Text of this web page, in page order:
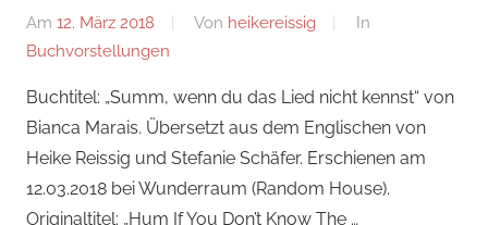
Am 12. März 2018 Von heikereissig
In
Buchvorstellungen
Buchtitel: „Summ, wenn du das Lied nicht kennst“ von
Bianca Marais. Übersetzt aus dem Englischen von
Heike Reissig und Stefanie Schäfer. Erschienen am
12.03.2018 bei Wunderraum (Random House).
Originaltitel: „Hum If You Don’t Know The …